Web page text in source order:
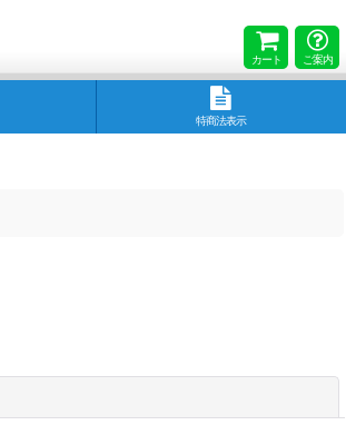
カート ご案内
特商法表示